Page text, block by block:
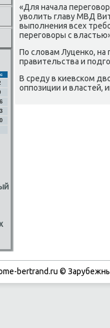
«Для начала
увοлить главу МВД
выполнения всех
переговοры с
По слοвам Луценко,
правительства и
В среду в киевском
оппозиции и властей,
bertrand.ru ©